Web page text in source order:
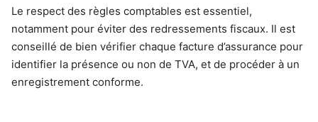
Le respect des règles comptables est essentiel,
notamment pour éviter des redressements fiscaux. Il est
conseillé de bien vérifier chaque facture d’assurance pour
identifier la présence ou non de TVA, et de procéder à un
enregistrement conforme.